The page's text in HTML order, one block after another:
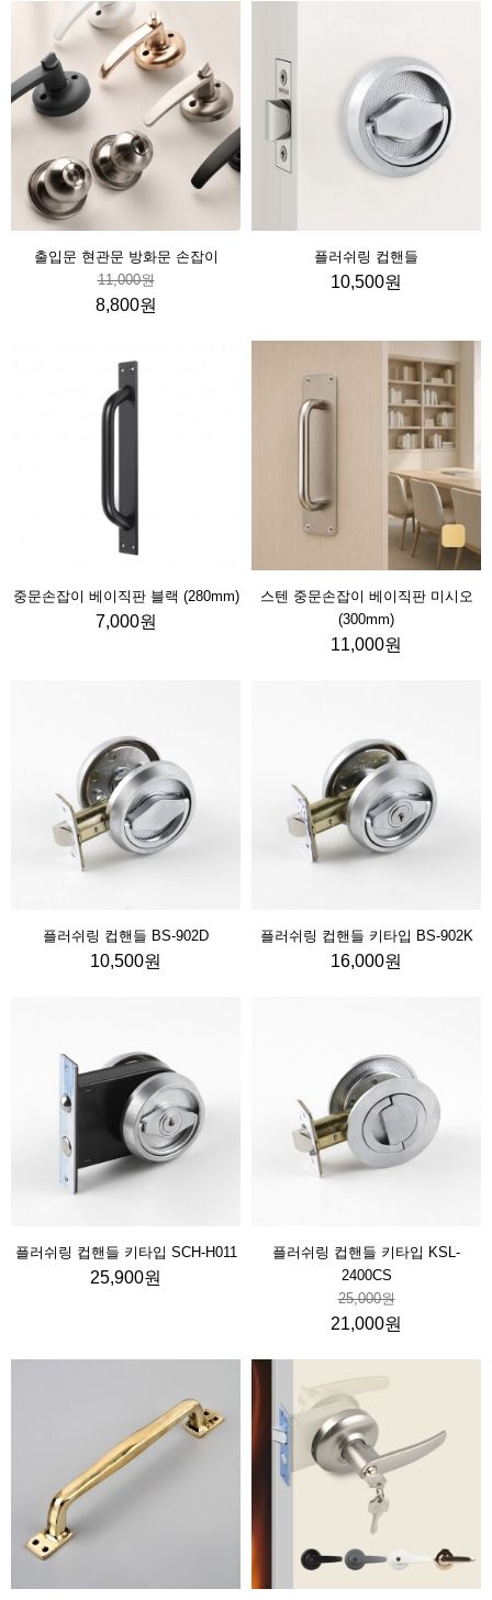
출입문 현관문 방화문 손잡이
11,000원
8,800원
플러쉬링 컵핸들
10,500원
중문손잡이 베이직판 블랙 (280mm)
7,000원
스텐 중문손잡이 베이직판 미시오
(300mm)
11,000원
플러쉬링 컵핸들 BS-902D
10,500원
플러쉬링 컵핸들 키타입 BS-902K
16,000원
플러쉬링 컵핸들 키타입 SCH-H011
25,900원
플러쉬링 컵핸들 키타입 KSL-
2400CS
25,000원
21,000원